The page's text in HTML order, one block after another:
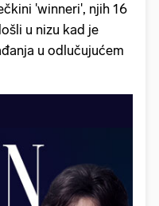
'winneri', njih 16
u nizu kad je
u odlučujućem